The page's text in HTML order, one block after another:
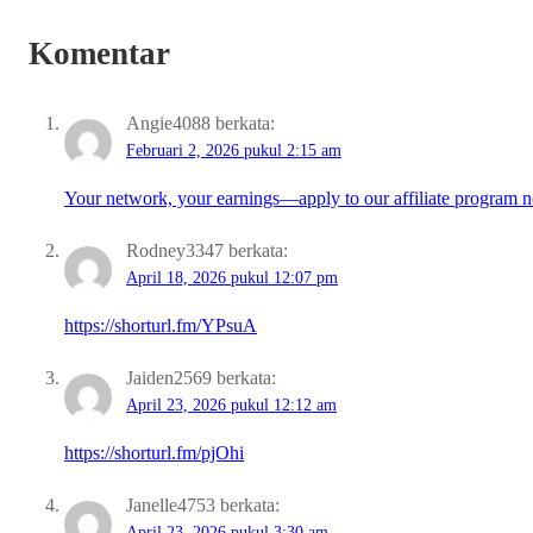
Komentar
Angie4088 berkata:
Februari 2, 2026 pukul 2:15 am
Your network, your earnings—apply to our affiliate program
Rodney3347 berkata:
April 18, 2026 pukul 12:07 pm
https://shorturl.fm/YPsuA
Jaiden2569 berkata:
April 23, 2026 pukul 12:12 am
https://shorturl.fm/pjOhi
Janelle4753 berkata: